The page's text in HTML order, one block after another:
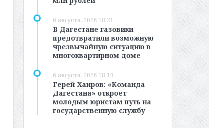
6 августа, 2026 18:21
В Дагестане газовики
предотвратили возможную
чрезвычайную ситуацию в
многоквартирном доме
6 августа, 2026 18:19
Герей Хаиров: «Команда
Дагестана» откроет
молодым юристам путь на
государственную службу